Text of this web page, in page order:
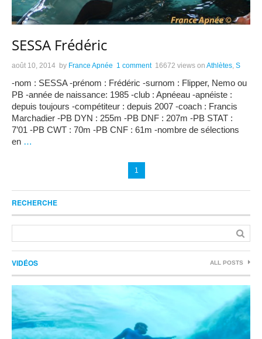
SESSA Frédéric
août 10, 2014 by France Apnée 1 comment 16672 views on Athlètes, S
-nom : SESSA -prénom : Frédéric -surnom : Flipper, Nemo ou
PB -année de naissance: 1985 -club : Apnéeau -apnéiste :
depuis toujours -compétiteur : depuis 2007 -coach : Francis
Marchadier -PB DYN : 255m -PB DNF : 207m -PB STAT :
7’01 -PB CWT : 70m -PB CNF : 61m -nombre de sélections
en …
1
RECHERCHE
VIDÉOS ALL POSTS